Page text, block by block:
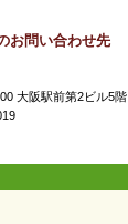
お問い合わせ先
大阪駅前第2ビル5階